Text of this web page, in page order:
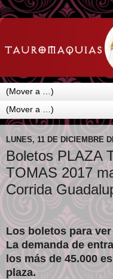
LUNES, 11 DE DICIEMBRE
Boletos PLAZA
TOMAS 2017
Corrida
Los boletos para
La demanda de
los más de 45.000
plaza.